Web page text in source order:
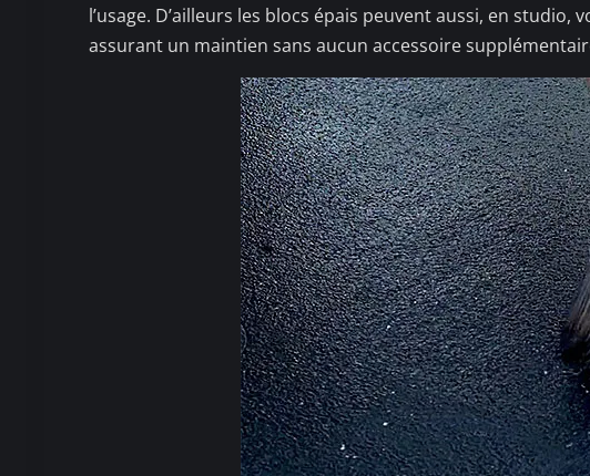
l’usage. D’ailleurs les blocs épais peuvent aussi, en
assurant un maintien sans aucun accessoire